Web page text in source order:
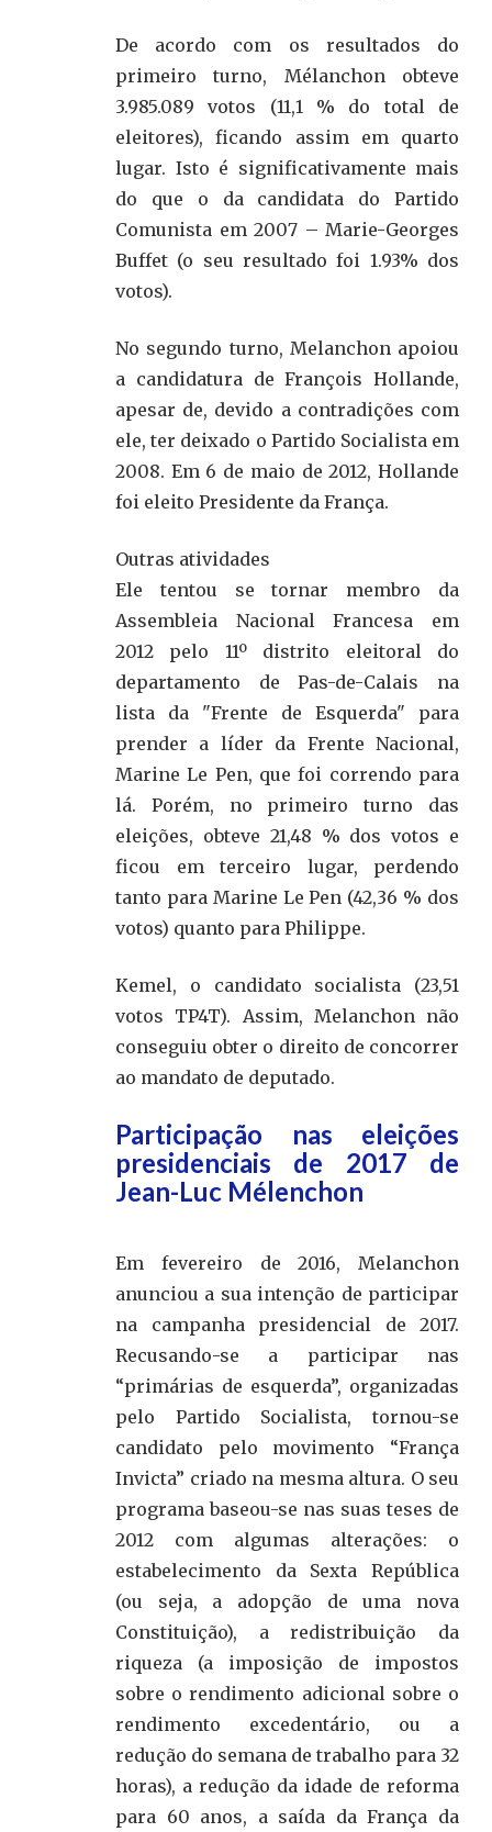
De acordo com os resultados do
primeiro turno, Mélanchon obteve
3.985.089 votos (11,1 % do total de
eleitores), ficando assim em quarto
lugar. Isto é significativamente mais
do que o da candidata do Partido
Comunista em 2007 – Marie-Georges
Buffet (o seu resultado foi 1.93% dos
votos).
No segundo turno, Melanchon apoiou
a candidatura de François Hollande,
apesar de, devido a contradições com
ele, ter deixado o Partido Socialista em
2008. Em 6 de maio de 2012, Hollande
foi eleito Presidente da França.
Outras atividades
Ele tentou se tornar membro da
Assembleia Nacional Francesa em
2012 pelo 11º distrito eleitoral do
departamento de Pas-de-Calais na
lista da "Frente de Esquerda" para
prender a líder da Frente Nacional,
Marine Le Pen, que foi correndo para
lá. Porém, no primeiro turno das
eleições, obteve 21,48 % dos votos e
ficou em terceiro lugar, perdendo
tanto para Marine Le Pen (42,36 % dos
votos) quanto para Philippe.
Kemel, o candidato socialista (23,51
votos TP4T). Assim, Melanchon não
conseguiu obter o direito de concorrer
ao mandato de deputado.
Participação nas eleições
presidenciais de 2017 de
Jean-Luc Mélenchon
Em fevereiro de 2016, Melanchon
anunciou a sua intenção de participar
na campanha presidencial de 2017.
Recusando-se a participar nas
“primárias de esquerda”, organizadas
pelo Partido Socialista, tornou-se
candidato pelo movimento “França
Invicta” criado na mesma altura. O seu
programa baseou-se nas suas teses de
2012 com algumas alterações: o
estabelecimento da Sexta República
(ou seja, a adopção de uma nova
Constituição), a redistribuição da
riqueza (a imposição de impostos
sobre o rendimento adicional sobre o
rendimento excedentário, ou a
redução do semana de trabalho para 32
horas), a redução da idade de reforma
para 60 anos, a saída da França da